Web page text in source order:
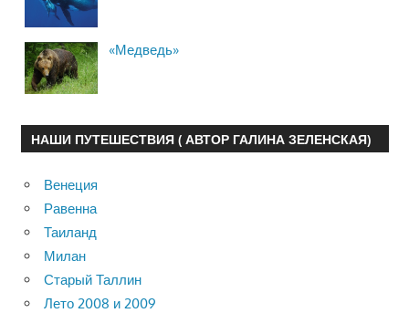
«Медведь»
НАШИ ПУТЕШЕСТВИЯ ( АВТОР ГАЛИНА ЗЕЛЕНСКАЯ)
Венеция
Равенна
Таиланд
Милан
Старый Таллин
Лето 2008 и 2009